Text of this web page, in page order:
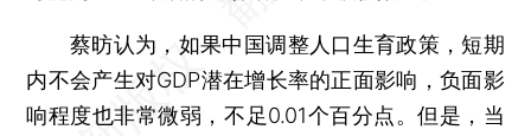
蔡昉认为，如果中国调整人口生育政策，短期
内不会产生对GDP潜在增长率的正面影响，负面影
响程度也非常微弱，不足0.01个百分点。但是，当